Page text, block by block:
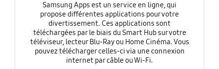
Samsung Apps est un service en ligne, qui
propose différentes applications pour votre
divertissement. Ces applications sont
téléchargées par le biais du Smart Hub sur votre
téléviseur, lecteur Blu-Ray ou Home Cinéma. Vous
pouvez télécharger celles-ci via une connexion
internet par câble ou Wi-Fi.